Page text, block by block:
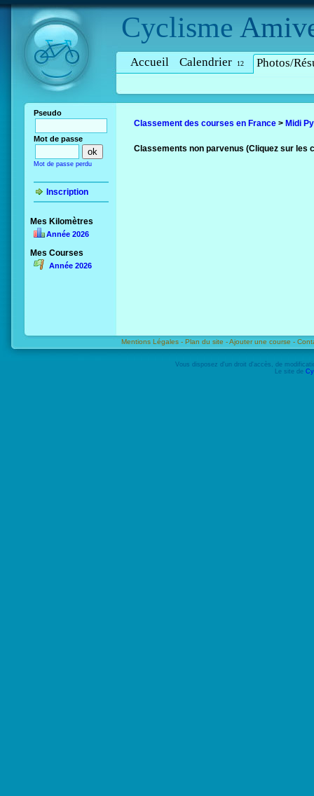
Cyclisme
Accueil Calendrier 12 Photos/
Pseudo
Mot de passe
Mot de passe perdu
Inscription
Mes Kilomètres
Année 2026
Mes Courses
Année 2026
Classement des courses en France > Midi
Classements non parvenus (Cliquez sur
Mentions Légales - Plan du site -Ajouter une course -
Vous disposez d'un droit d'accès, de
Le site de